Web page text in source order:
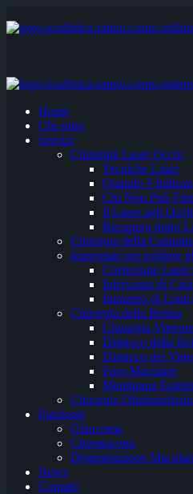
Home
Chi sono
Servizi
Chirurgia Laser Occhi
Tecniche Laser
Quando è
Chi Non Può
Il Laser agli
Recupero dopo
Chirurgia della Cataratta
Intervento per togliere
Correzione Laser
Intervento di
Impianto di Lenti
Chirurgia della Retina
Chirurgia
Distacco della
Distacco del
Foro Maculare
Membrana
Chirurgia
Patologie
Glaucoma
Cheratocono
Degenerazione
News
Contatti